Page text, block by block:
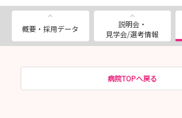
概要・採用データ
説明会・
見学会/選考情報
病院TOPへ戻る